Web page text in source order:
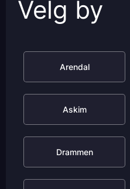
Velg by
Arendal
Askim
Drammen